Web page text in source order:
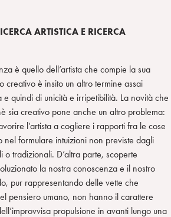
ARTISTICA E RICERCA
è quello dell’artista che compie la sua
creativo è insito un altro termine assai
quindi di unicità e irripetibilità. La novità che
sia creativo pone anche un altro problema:
l’artista a cogliere i rapporti fra le cose
formulare intuizioni non previste dagli
o tradizionali. D’altra parte, scoperte
la nostra conoscenza e il nostro
pur rappresentando delle vette che
pensiero umano, non hanno il carattere
propulsione in avanti lungo una